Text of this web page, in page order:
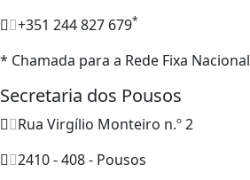
+351 244 827 679*
* Chamada para a Rede Fixa Nacional
Secretaria dos Pousos
Rua Virgílio Monteiro n.º 2
2410 - 408 - Pousos